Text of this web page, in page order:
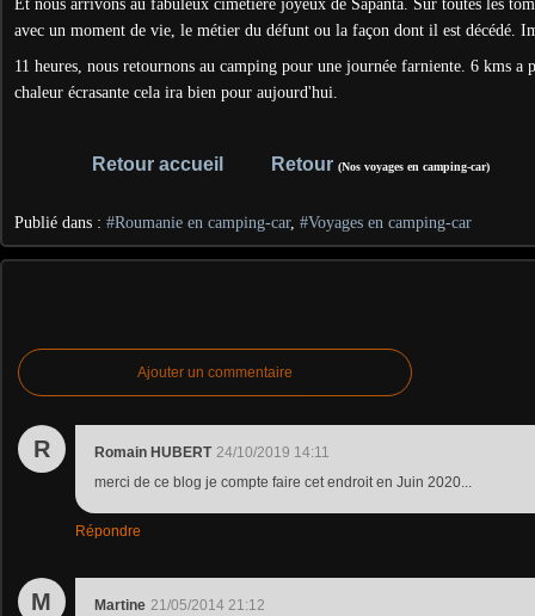
Et nous arrivons au fabuleux cimetière joyeux de Sapanta. Sur toutes les
avec un moment de vie, le métier du défunt ou la façon dont il est décédé.
11 heures, nous retournons au camping pour une journée farniente. 6 kms a
chaleur écrasante cela ira bien pour aujourd'hui.
Retour accueil Retour (Nos voyages en camping-car)
Publié dans : #Roumanie en camping-car, #Voyages en camping-car
Ajouter un commentaire
R Romain HUBERT 24/10/2019 14:11
merci de ce blog je compte faire cet endroit en Juin 2020...
Répondre
M Martine 21/05/2014 21:12